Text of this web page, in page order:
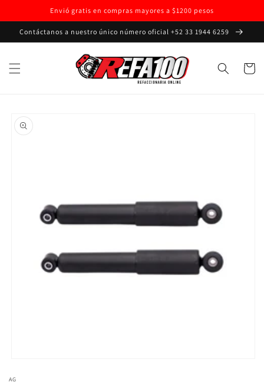
directamente
al contenido
Envió gratis en compras mayores a $1200 pesos
Contáctanos a nuestro único número oficial +52 33 1944 6259
Carrito
a la
información
AG